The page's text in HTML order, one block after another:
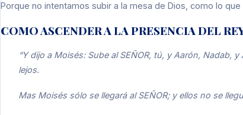
Porque no intentamos subir a la mesa de Dios, como lo que
COMO ASCENDER A LA PRESENCIA DEL
“Y dijo a Moisés: Sube al SEÑOR, tú, y Aarón, Nadab,
lejos.
Mas Moisés sólo se llegará al SEÑOR; y ellos no se